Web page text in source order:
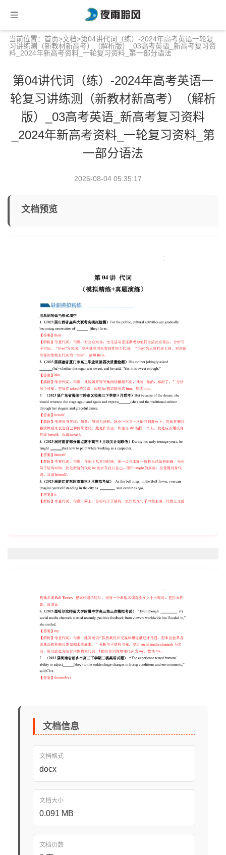
当前位置： 首页>文档>第04讲代词（练）-2024年高考英语一轮复
习讲练测（新教材新高考）（解析版）_03高考英语_新高考复习资
料_2024年新高考资料_一轮复习资料_第一部分语法
第04讲代词（练）-2024年高考英语一
轮复习讲练测（新教材新高考）（解析
版）_03高考英语_新高考复习资料
_2024年新高考资料_一轮复习资料_第
一部分语法
2026-08-04 05:35:17
文档预览
文档信息
文档格式
docx
文档大小
0.091 MB
文档页数